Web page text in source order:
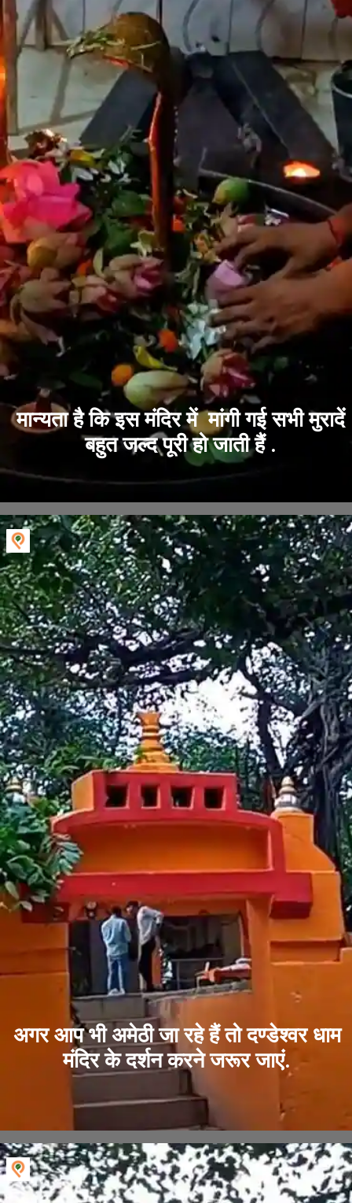
मान्यता है कि इस मंदिर में मांगी गई सभी मुरादें
बहुत जल्द पूरी हो जाती हैं .
अगर आप भी अमेठी जा रहे हैं तो दण्डेश्वर धाम
मंदिर के दर्शन करने जरूर जाएं.